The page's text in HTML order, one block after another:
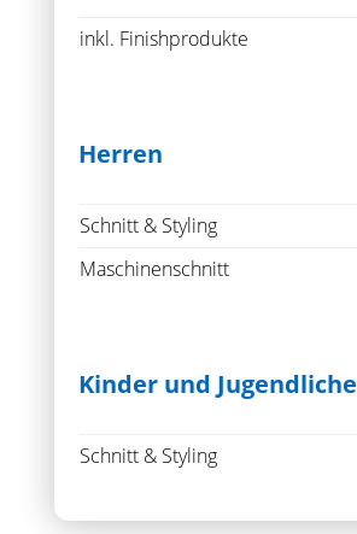
inkl. Finishprodukte
Herren
Schnitt & Styling
Maschinenschnitt
Kinder und Jugendliche
Schnitt & Styling